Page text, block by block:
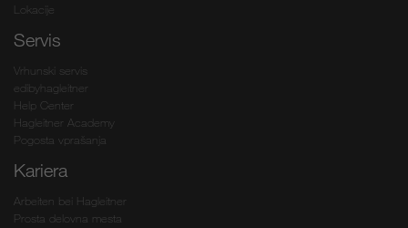
Lokacije
Servis
Vrhunski servis
edibyhagleitner
Help Center
Hagleitner Academy
Pogosta vprašanja
Kariera
Arbeiten bei Hagleitner
Prosta delovna mesta